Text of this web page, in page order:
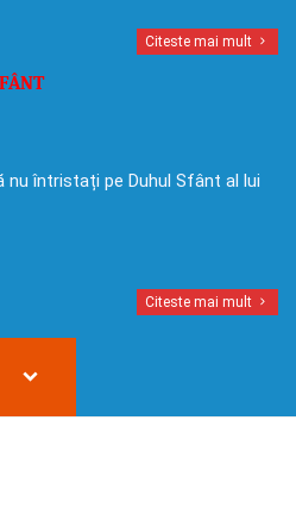
Citeste mai mult
nu întristați pe Duhul Sfânt al lui
Citeste mai mult